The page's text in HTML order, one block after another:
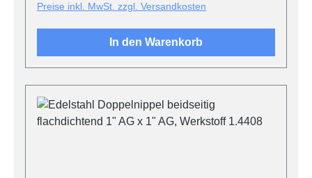
Preise inkl. MwSt. zzgl. Versandkosten
In den Warenkorb